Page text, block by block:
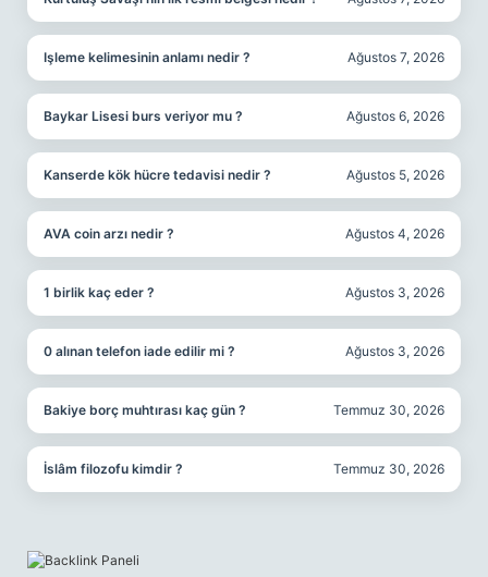
Işleme kelimesinin anlamı nedir ? Ağustos 7, 2026
Baykar Lisesi burs veriyor mu ? Ağustos 6, 2026
Kanserde kök hücre tedavisi nedir ? Ağustos 5, 2026
AVA coin arzı nedir ? Ağustos 4, 2026
1 birlik kaç eder ? Ağustos 3, 2026
0 alınan telefon iade edilir mi ? Ağustos 3, 2026
Bakiye borç muhtırası kaç gün ? Temmuz 30, 2026
İslâm filozofu kimdir ? Temmuz 30, 2026